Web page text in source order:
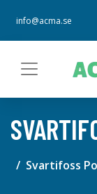
info@acma.se
Svartifoss